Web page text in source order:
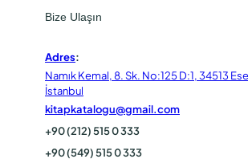
Bize Ulaşın
Adres:
Namık Kemal, 8. Sk. No:125 D:1, 34513
İstanbul
kitapkatalogu@gmail.com
+90 (212) 515 0 333
+90 (549) 515 0 333